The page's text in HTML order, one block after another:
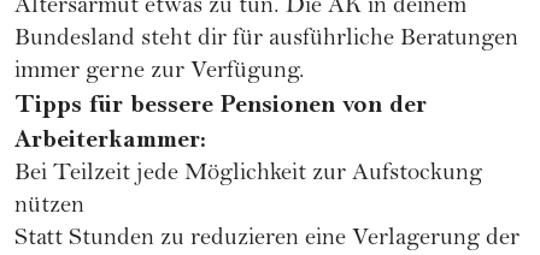
Altersarmut etwas zu tun. Die AK in deinem
Bundesland steht dir für ausführliche Beratungen
immer gerne zur Verfügung.
Tipps für bessere Pensionen von der
Arbeiterkammer:
Bei Teilzeit jede Möglichkeit zur Aufstockung
nützen
Statt Stunden zu reduzieren eine Verlagerung der